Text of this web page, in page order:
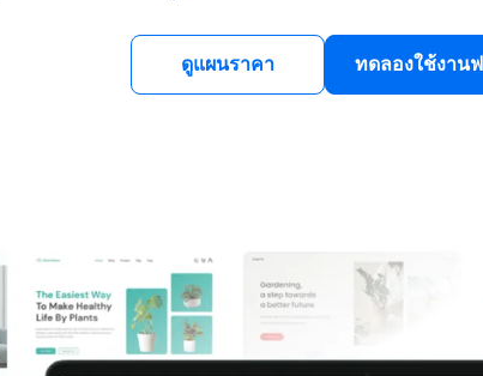
ดูแผนราคา ทดลองใช้งาน